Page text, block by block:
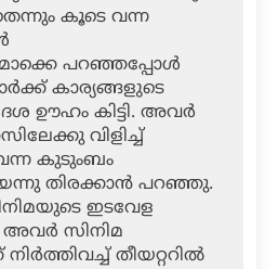
കൂടെ വന്ന
പറഞ്ഞപ്പോള്‍
കാര്യങ്ങളുടെ
ഊഹം കിട്ടി. അവര്‍
വിളിച്ച്
കുടുംബം
തിരക്കാന്‍ പറഞ്ഞു.
ഇടവേള
സിനിമ
തീയറ്ററില്‍